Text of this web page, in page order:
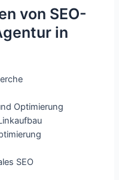
von SEO-
in
Optimierung
SEO